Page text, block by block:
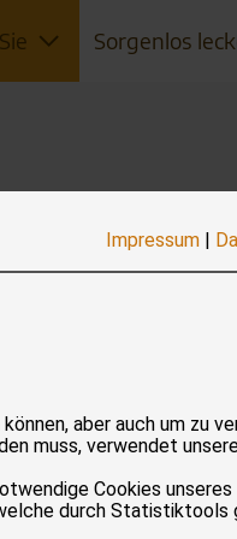
Sorgenlos
mit anderen
in
wir verschiedene
Taschen und
durchgeführt
eine Kampagne
finden Sie
Impressum |
aber auch um zu
muss, verwendet
Cookies unseres
durch